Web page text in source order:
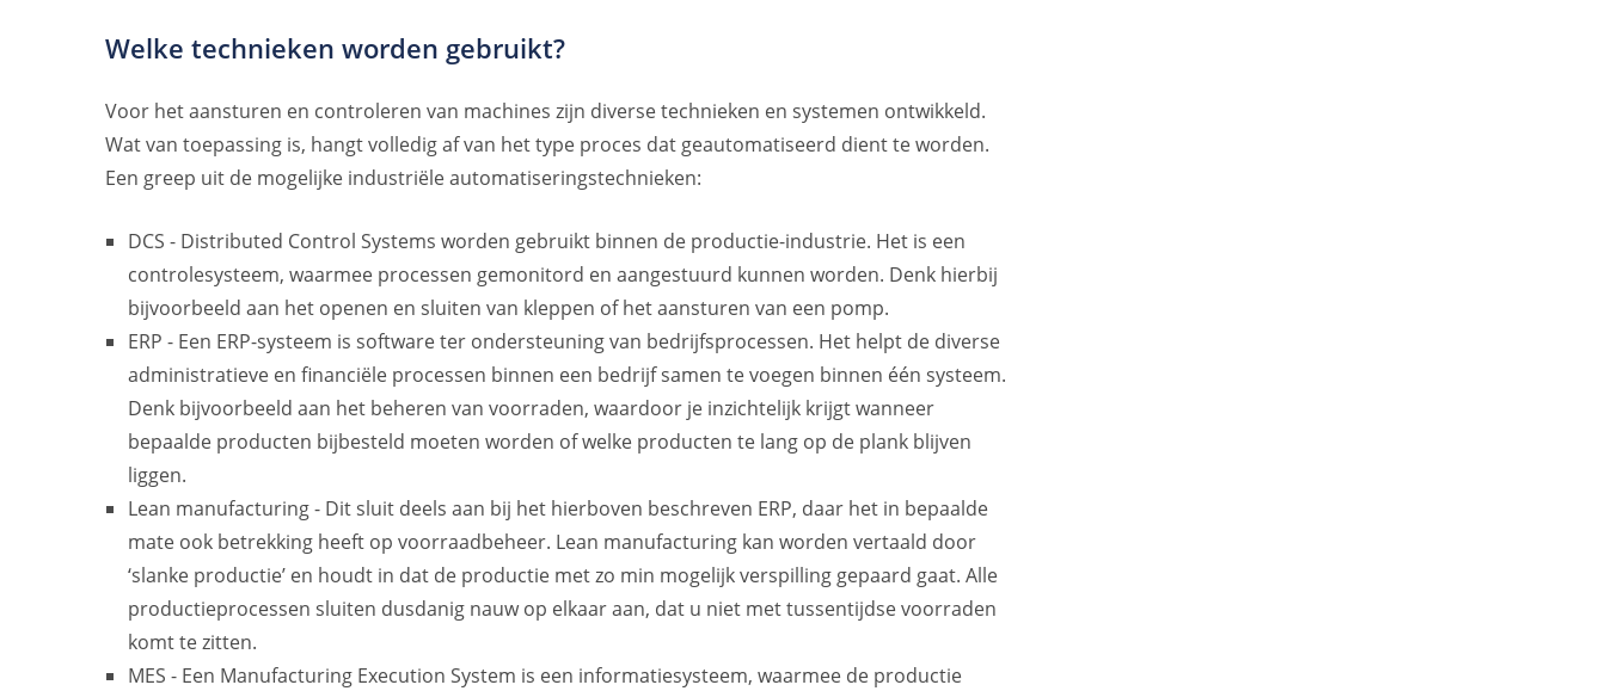
Welke technieken worden gebruikt?
Voor het aansturen en controleren van machines zijn diverse technieken en systemen ontwikkeld.
Wat van toepassing is, hangt volledig af van het type proces dat geautomatiseerd dient te worden.
Een greep uit de mogelijke industriële automatiseringstechnieken:
DCS - Distributed Control Systems worden gebruikt binnen de productie-industrie. Het is een
controlesysteem, waarmee processen gemonitord en aangestuurd kunnen worden. Denk hierbij
bijvoorbeeld aan het openen en sluiten van kleppen of het aansturen van een pomp.
ERP - Een ERP-systeem is software ter ondersteuning van bedrijfsprocessen. Het helpt de diverse
administratieve en financiële processen binnen een bedrijf samen te voegen binnen één systeem.
Denk bijvoorbeeld aan het beheren van voorraden, waardoor je inzichtelijk krijgt wanneer
bepaalde producten bijbesteld moeten worden of welke producten te lang op de plank blijven
liggen.
Lean manufacturing - Dit sluit deels aan bij het hierboven beschreven ERP, daar het in bepaalde
mate ook betrekking heeft op voorraadbeheer. Lean manufacturing kan worden vertaald door
‘slanke productie’ en houdt in dat de productie met zo min mogelijk verspilling gepaard gaat. Alle
productieprocessen sluiten dusdanig nauw op elkaar aan, dat u niet met tussentijdse voorraden
komt te zitten.
MES - Een Manufacturing Execution System is een informatiesysteem, waarmee de productie